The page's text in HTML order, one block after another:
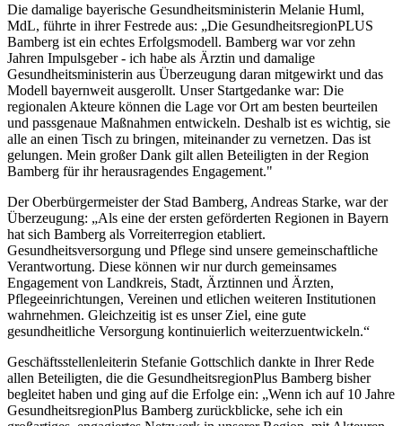
Die damalige bayerische Gesundheitsministerin Melanie Huml,
MdL, führte in ihrer Festrede aus: „Die GesundheitsregionPLUS
Bamberg ist ein echtes Erfolgsmodell. Bamberg war vor zehn
Jahren Impulsgeber - ich habe als Ärztin und damalige
Gesundheitsministerin aus Überzeugung daran mitgewirkt und das
Modell bayernweit ausgerollt. Unser Startgedanke war: Die
regionalen Akteure können die Lage vor Ort am besten beurteilen
und passgenaue Maßnahmen entwickeln. Deshalb ist es wichtig, sie
alle an einen Tisch zu bringen, miteinander zu vernetzen. Das ist
gelungen. Mein großer Dank gilt allen Beteiligten in der Region
Bamberg für ihr herausragendes Engagement."
Der Oberbürgermeister der Stad Bamberg, Andreas Starke, war der
Überzeugung: „Als eine der ersten geförderten Regionen in Bayern
hat sich Bamberg als Vorreiterregion etabliert.
Gesundheitsversorgung und Pflege sind unsere gemeinschaftliche
Verantwortung. Diese können wir nur durch gemeinsames
Engagement von Landkreis, Stadt, Ärztinnen und Ärzten,
Pflegeeinrichtungen, Vereinen und etlichen weiteren Institutionen
wahrnehmen. Gleichzeitig ist es unser Ziel, eine gute
gesundheitliche Versorgung kontinuierlich weiterzuentwickeln.“
Geschäftsstellenleiterin Stefanie Gottschlich dankte in Ihrer Rede
allen Beteiligten, die die GesundheitsregionPlus Bamberg bisher
begleitet haben und ging auf die Erfolge ein: „Wenn ich auf 10 Jahre
GesundheitsregionPlus Bamberg zurückblicke, sehe ich ein